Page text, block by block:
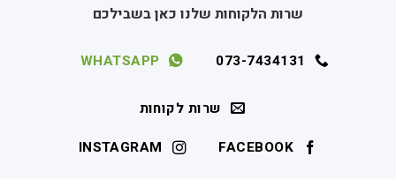
שרות הלקוחות שלנו כאן בשבילכם
073-7434131
WHATSAPP
שרות לקוחות
FACEBOOK
INSTAGRAM